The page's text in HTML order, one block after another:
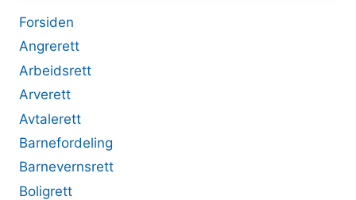
Forsiden
Angrerett
Arbeidsrett
Arverett
Avtalerett
Barnefordeling
Barnevernsrett
Boligrett